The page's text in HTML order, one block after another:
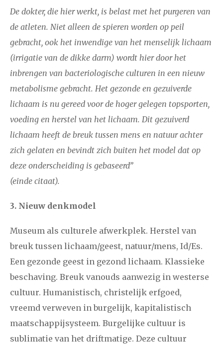
De dokter, die hier werkt, is belast met het purgeren van
de atleten. Niet alleen de spieren worden op peil
gebracht, ook het inwendige van het menselijk lichaam
(irrigatie van de dikke darm) wordt hier door het
inbrengen van bacteriologische culturen in een nieuw
metabolisme gebracht. Het gezonde en gezuiverde
lichaam is nu gereed voor de hoger gelegen topsporten,
voeding en herstel van het lichaam. Dit gezuiverd
lichaam heeft de breuk tussen mens en natuur achter
zich gelaten en bevindt zich buiten het model dat op
deze onderscheiding is gebaseerd”
(einde citaat).
3. Nieuw denkmodel
Museum als culturele afwerkplek. Herstel van
breuk tussen lichaam/geest, natuur/mens, Id/Es.
Een gezonde geest in gezond lichaam. Klassieke
beschaving. Breuk vanouds aanwezig in westerse
cultuur. Humanistisch, christelijk erfgoed,
vreemd verweven in burgelijk, kapitalistisch
maatschappijsysteem. Burgelijke cultuur is
sublimatie van het driftmatige. Deze cultuur